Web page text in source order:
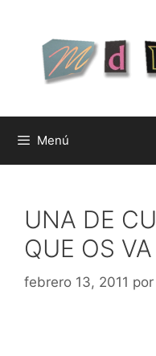
contenido
Menú
UNA DE
QUE OS
febrero 13, 2011 por